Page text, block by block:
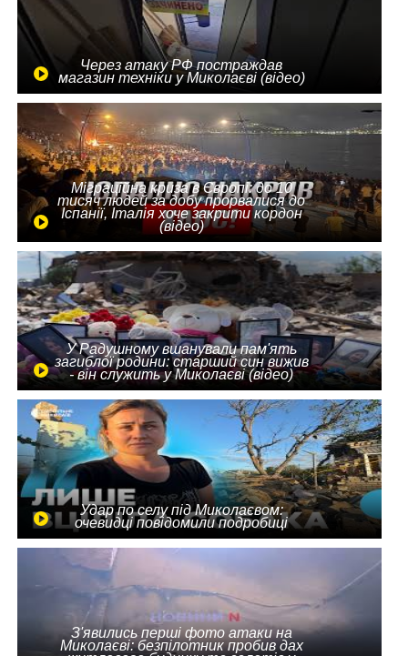
Через атаку РФ постраждав
магазин техніки у Миколаєві (відео)
Міграційна криза в Європі: до 10
тисяч людей за добу прорвалися до
Іспанії, Італія хоче закрити кордон
(відео)
У Радушному вшанували пам'ять
загиблої родини: старший син вижив
- він служить у Миколаєві (відео)
Удар по селу під Миколаєвом:
очевидці повідомили подробиці
З'явились перші фото атаки на
Миколаєві: безпілотник пробив дах